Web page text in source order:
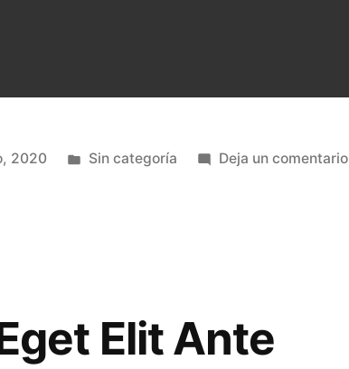
2020 Sin categoría Deja un comentario
Elit Ante